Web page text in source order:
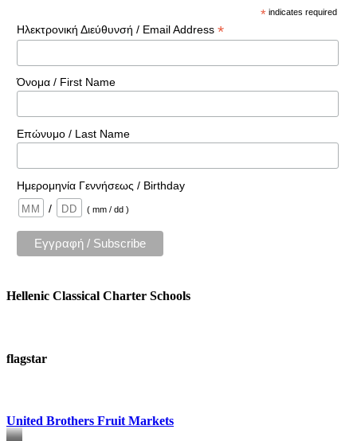
* indicates required
Ηλεκτρονική Διεύθυνσή / Email Address *
Όνομα / First Name
Επώνυμο / Last Name
Ημερομηνία Γεννήσεως / Birthday
/
( mm / dd )
Hellenic Classical Charter Schools
flagstar
United Brothers Fruit Markets